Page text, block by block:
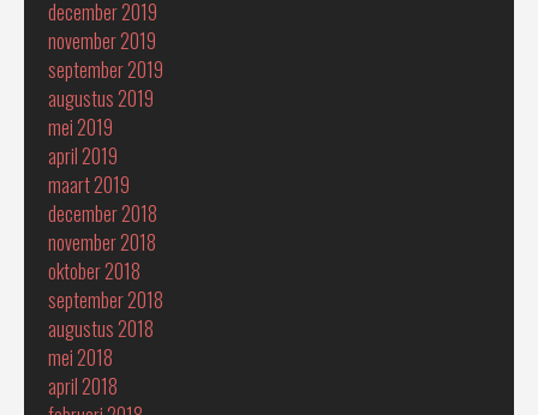
december 2019
november 2019
september 2019
augustus 2019
mei 2019
april 2019
maart 2019
december 2018
november 2018
oktober 2018
september 2018
augustus 2018
mei 2018
april 2018